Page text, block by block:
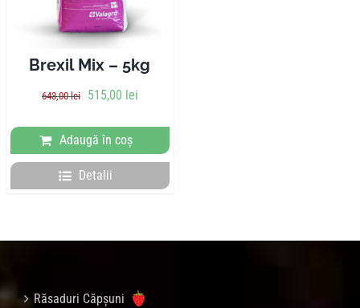
Brexil Mix – 5kg
643,00lei 515,00 lei
Adaugă în coș
Detalii
Răsaduri Căpșuni